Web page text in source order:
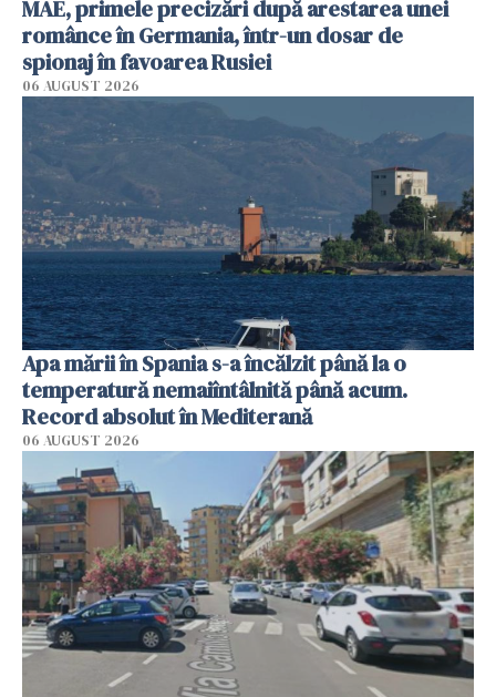
MAE, primele precizări după arestarea unei
românce în Germania, într-un dosar de
spionaj în favoarea Rusiei
06 AUGUST 2026
Apa mării în Spania s-a încălzit până la o
temperatură nemaiîntâlnită până acum.
Record absolut în Mediterană
06 AUGUST 2026